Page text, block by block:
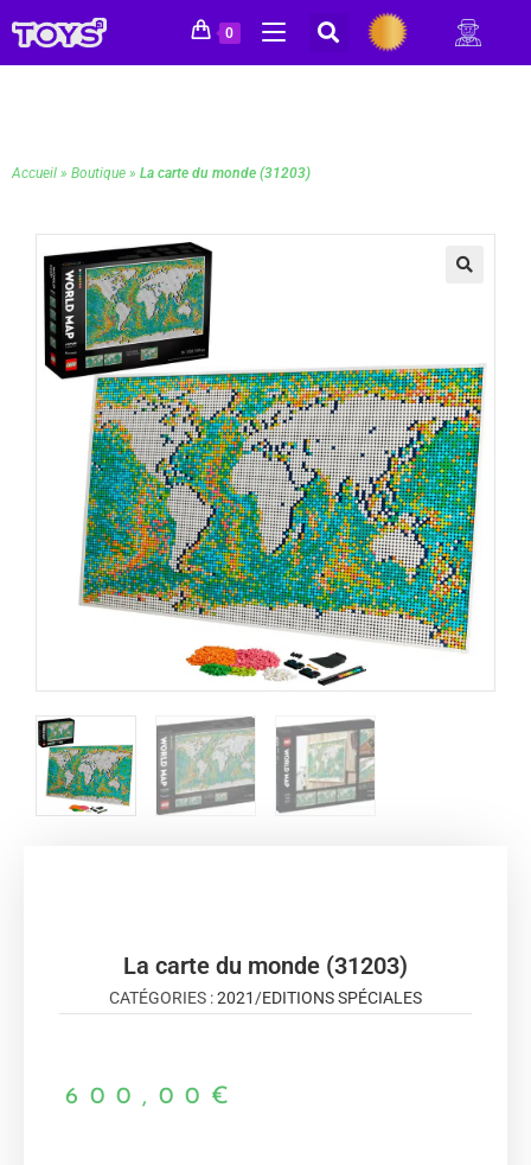
0
Accueil » Boutique » La carte du monde (31203)
La carte du monde (31203)
CATÉGORIES :2021 /EDITIONS SPÉCIALES
600,00 €